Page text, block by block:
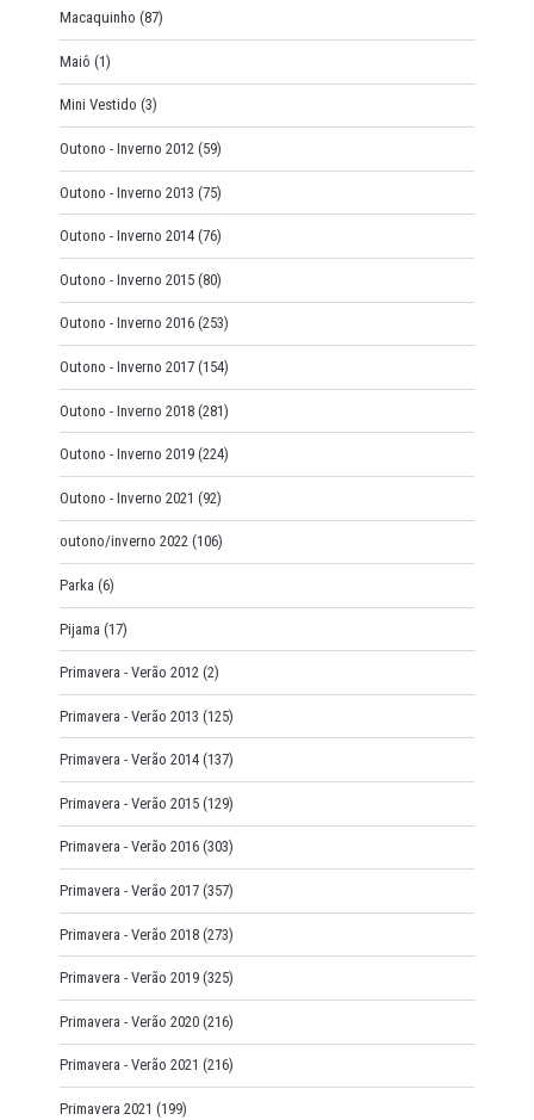
Macaquinho (87)
Maiô (1)
Mini Vestido (3)
Outono - Inverno 2012 (59)
Outono - Inverno 2013 (75)
Outono - Inverno 2014 (76)
Outono - Inverno 2015 (80)
Outono - Inverno 2016 (253)
Outono - Inverno 2017 (154)
Outono - Inverno 2018 (281)
Outono - Inverno 2019 (224)
Outono - Inverno 2021 (92)
outono/inverno 2022 (106)
Parka (6)
Pijama (17)
Primavera - Verão 2012 (2)
Primavera - Verão 2013 (125)
Primavera - Verão 2014 (137)
Primavera - Verão 2015 (129)
Primavera - Verão 2016 (303)
Primavera - Verão 2017 (357)
Primavera - Verão 2018 (273)
Primavera - Verão 2019 (325)
Primavera - Verão 2020 (216)
Primavera - Verão 2021 (216)
Primavera 2021 (199)